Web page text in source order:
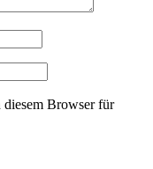
Browser für